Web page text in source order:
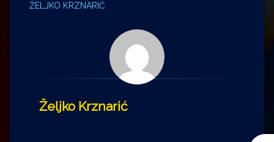
ŽELJKO KRZNARIĆ
Željko Krznarić